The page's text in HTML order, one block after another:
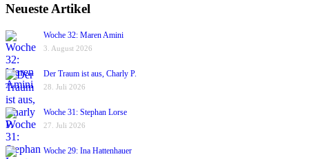
Neueste Artikel
Woche 32: Maren Amini
3. August 2026
Der Traum ist aus, Charly P.
28. Juli 2026
Woche 31: Stephan Lorse
27. Juli 2026
Woche 29: Ina Hattenhauer